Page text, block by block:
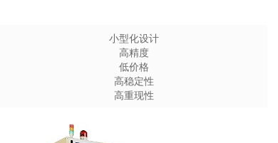
小型化设计
高精度
低价格
高稳定性
高重现性